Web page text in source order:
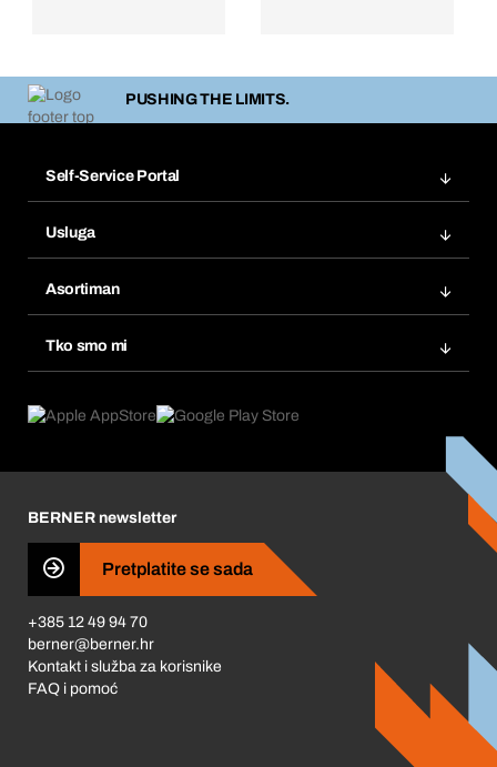
PUSHING THE LIMITS.
Self-Service Portal
Popisi želja
Ponovno naručivanje
Pretplate
Usluga
Tražitelji proizvoda
Asortiman
Tko smo mi
Što nas pokreće
Business Conduct
BERNER newsletter
Pretplatite se sada
+385 12 49 94 70
berner@berner.hr
Kontakt i služba za korisnike
FAQ i pomoć